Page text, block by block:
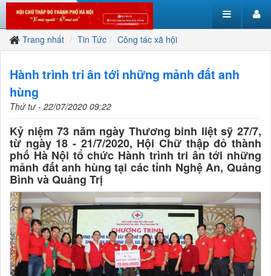
Trang nhất Tin Tức Công tác xã hội
Hành trình tri ân tới những mảnh đất anh
hùng
Thứ tư - 22/07/2020 09:22
Kỷ niệm 73 năm ngày Thương binh liệt sỹ 27/7,
từ ngày 18 - 21/7/2020, Hội Chữ thập đỏ thành
phố Hà Nội tổ chức Hành trình tri ân tới những
mảnh đất anh hùng tại các tỉnh Nghệ An, Quảng
Bình và Quảng Trị